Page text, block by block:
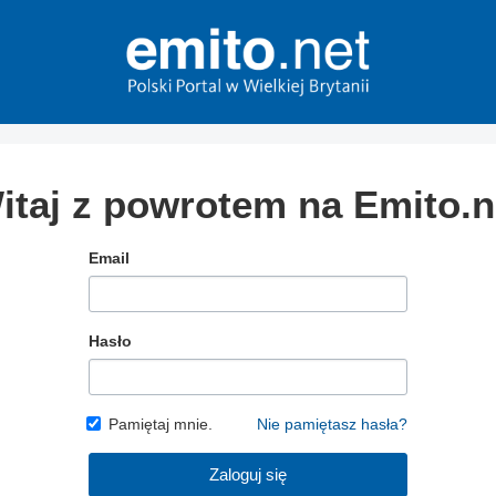
z powrotem na
Email
Hasło
Pamiętaj mnie. Nie pamiętasz hasła?
Zaloguj się